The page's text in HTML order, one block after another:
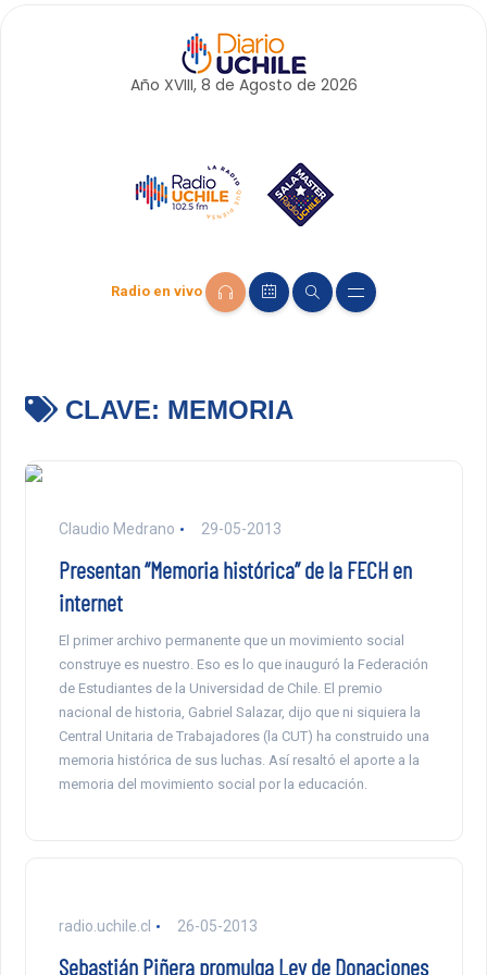
Año XVIII, 8 de Agosto de 2026
Radio en vivo
CLAVE: MEMORIA
Claudio Medrano 29-05-2013
Presentan “Memoria histórica” de la FECH en
internet
El primer archivo permanente que un movimiento social
construye es nuestro. Eso es lo que inauguró la Federación
de Estudiantes de la Universidad de Chile. El premio
nacional de historia, Gabriel Salazar, dijo que ni siquiera la
Central Unitaria de Trabajadores (la CUT) ha construido una
memoria histórica de sus luchas. Así resaltó el aporte a la
memoria del movimiento social por la educación.
radio.uchile.cl 26-05-2013
Sebastián Piñera promulga Ley de Donaciones